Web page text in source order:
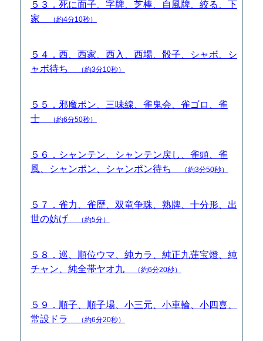
５３．死に面子、字牌、芝棒、自風牌、絞る、下
家
（約4分10秒）
５４．西、西家、西入、西場、骰子、シャボ、シ
ャボ待ち
（約3分10秒）
５５．邪魔ポン、三味線、雀鬼会、雀ゴロ、雀
士
（約6分50秒）
５６．シャンテン、シャンテン戻し、雀頭、雀
風、シャンポン、シャンポン待ち
（約3分50秒）
５７．雀力、雀歴、双竜争珠、熟牌、十分形、出
世の妨げ
（約5分）
５８．巡、順位ウマ、純カラ、純正九蓮宝燈、純
チャン、純全帯ヤオ九
（約6分20秒）
５９．順子、順子場、小三元、小車輪、小四喜、
常設ドラ
（約6分20秒）